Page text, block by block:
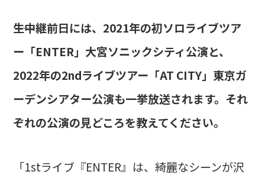
――生中継前日には、2021年の初ソロライブツア
ー「ENTER」大宮ソニックシティ公演と、
2022年の2ndライブツアー「AT CITY」東京ガ
ーデンシアター公演も一挙放送されます。それ
ぞれの公演の見どころを教えてください。
「1stライブ『ENTER』は、綺麗なシーンが沢